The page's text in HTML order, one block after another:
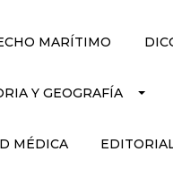
MARÍTIMO
Y GEOGRAFÍA
MÉDICA